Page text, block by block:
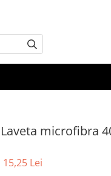
Laveta microfibra
15,25 Lei